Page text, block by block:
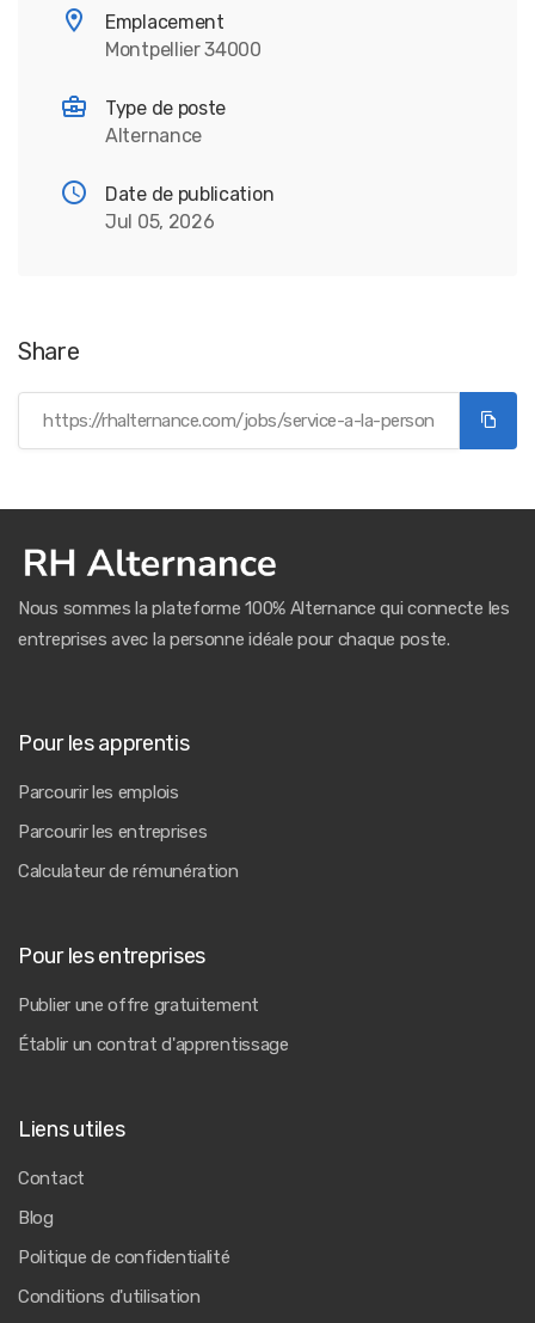
Emplacement
Montpellier 34000
Type de poste
Alternance
Date de publication
Jul 05, 2026
Share
Nous sommes la plateforme 100% Alternance qui connecte les
entreprises avec la personne idéale pour chaque poste.
Pour les apprentis
Parcourir les emplois
Parcourir les entreprises
Calculateur de rémunération
Pour les entreprises
Publier une offre gratuitement
Établir un contrat d'apprentissage
Liens utiles
Contact
Blog
Politique de confidentialité
Conditions d'utilisation